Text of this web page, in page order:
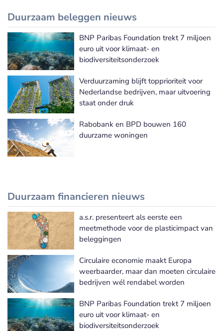
Duurzaam beleggen nieuws
Meer Duurzaam beleggen nieuws
BNP Paribas Foundation trekt 7 miljoen
euro uit voor klimaat- en
biodiversiteitsonderzoek
Verduurzaming blijft topprioriteit voor
Nederlandse bedrijven, maar uitvoering
staat onder druk
Rabobank en BPD bouwen 160
duurzame woningen
Duurzaam financieren nieuws
Meer Duurzaam financieren nieuws
a.s.r. presenteert als eerste een
meetmethode voor de plasticimpact van
beleggingen
Circulaire economie maakt Europa
weerbaarder, maar dan moeten circulaire
bedrijven wél rendabel worden
BNP Paribas Foundation trekt 7 miljoen
euro uit voor klimaat- en
biodiversiteitsonderzoek